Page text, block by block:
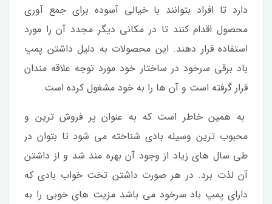
دارد تا افراد بتوانند با خیالی آسوده برای جمع آوری
محصول اقدام کنند تا در مکانی دیگر مجدد آن را مورد
استفاده قرار دهند. این محصولات به دلیل داشتن پمپ
باد برقی سرخود در ساختار خود مورد توجه علاقه مندان
قرار گرفته است و آن ها را به خود مشغول کرده است.
به همین خاطر است که به عنوان پر فروش ترین و
محبوب ترین وسیله بادی شناخته می شود تا بتوان در
طی سال های زیاد از وجود آن بهره مند شد و از داشتن
آن لذت برد. در هر صورت داشتن تخت خواب بادی که
دارای پمپ باد سرخود می باشد مزیت های خوبی را به